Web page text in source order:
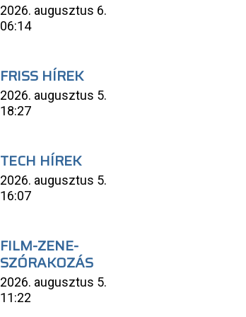
2026. augusztus 6.
06:14
FRISS HÍREK
2026. augusztus 5.
18:27
TECH HÍREK
2026. augusztus 5.
16:07
FILM-ZENE-
SZÓRAKOZÁS
2026. augusztus 5.
11:22